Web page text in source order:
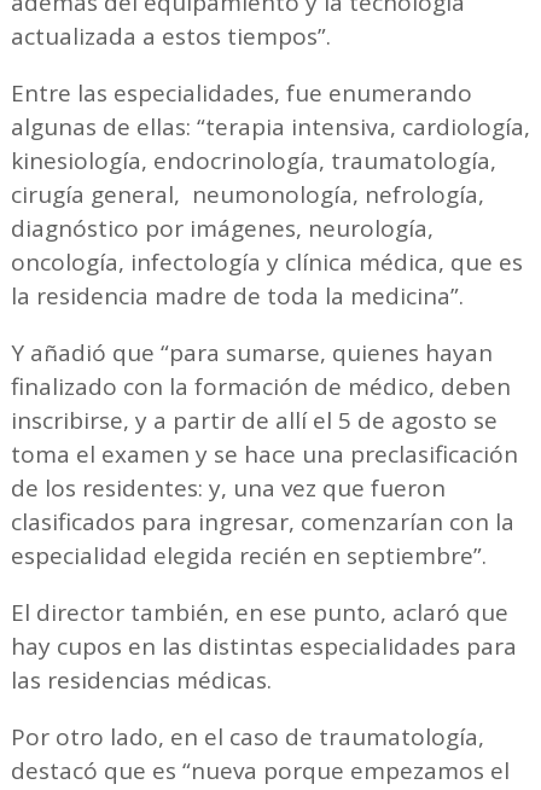
actualizada a estos tiempos”.
Entre las especialidades, fue enumerando
algunas de ellas: “terapia intensiva, cardiología,
kinesiología, endocrinología, traumatología,
cirugía general, neumonología, nefrología,
diagnóstico por imágenes, neurología,
oncología, infectología y clínica médica, que es
la residencia madre de toda la medicina”.
Y añadió que “para sumarse, quienes hayan
finalizado con la formación de médico, deben
inscribirse, y a partir de allí el 5 de agosto se
toma el examen y se hace una preclasificación
de los residentes: y, una vez que fueron
clasificados para ingresar, comenzarían con la
especialidad elegida recién en septiembre”.
El director también, en ese punto, aclaró que
hay cupos en las distintas especialidades para
las residencias médicas.
Por otro lado, en el caso de traumatología,
destacó que es “nueva porque empezamos el